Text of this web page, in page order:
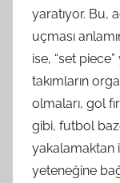
yaratıyor. Bu,
uçması
ise, “set
takımların
olmaları, gol
gibi, futbol
yakalamaktan
yeteneğine